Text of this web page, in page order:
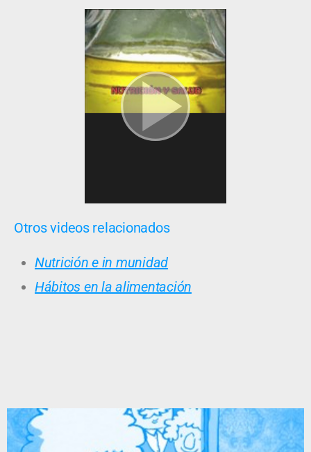
Otros videos relacionados
Nutrición e in munidad
Hábitos en la alimentación